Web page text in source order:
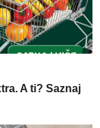
A ti? Saznaj